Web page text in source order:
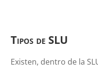
Tipos de SLU
Existen, dentro de la